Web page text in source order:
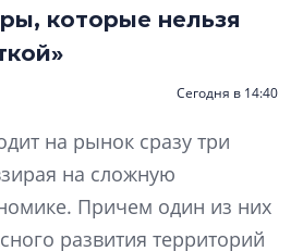
которые нельзя
Сегодня в 14:40
на рынок сразу три
на сложную
Причем один из них
развития территорий